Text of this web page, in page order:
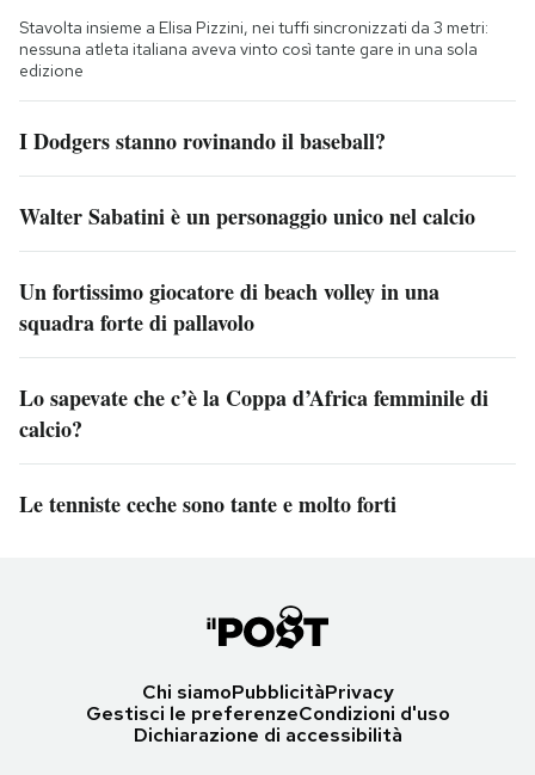
Stavolta insieme a Elisa Pizzini, nei tuffi sincronizzati da 3 metri:
nessuna atleta italiana aveva vinto così tante gare in una sola
edizione
I Dodgers stanno rovinando il baseball?
Walter Sabatini è un personaggio unico nel calcio
Un fortissimo giocatore di beach volley in una
squadra forte di pallavolo
Lo sapevate che c’è la Coppa d’Africa femminile di
calcio?
Le tenniste ceche sono tante e molto forti
Chi siamoPubblicitàPrivacy
Gestisci le preferenzeCondizioni d'uso
Dichiarazione di accessibilità